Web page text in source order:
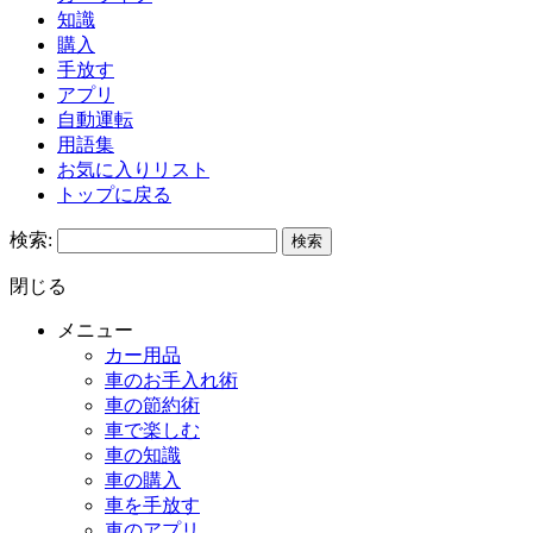
知識
購入
手放す
アプリ
自動運転
用語集
お気に入りリスト
トップに戻る
検索:
閉じる
メニュー
カー用品
車のお手入れ術
車の節約術
車で楽しむ
車の知識
車の購入
車を手放す